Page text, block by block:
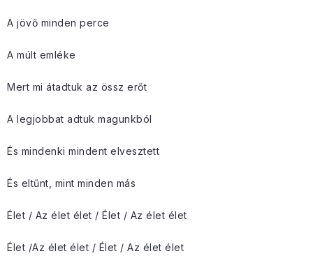
A jövő minden perce
A múlt emléke
Mert mi átadtuk az össz erőt
A legjobbat adtuk magunkból
És mindenki mindent elvesztett
És eltűnt, mint minden más
Élet / Az élet élet / Élet / Az élet élet
Élet /Az élet élet / Élet / Az élet élet